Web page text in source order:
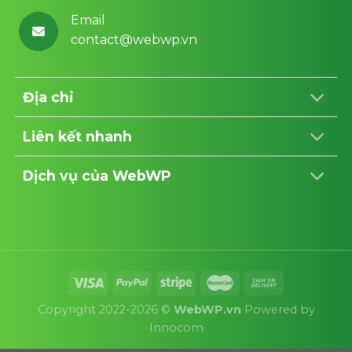
Email
contact@webwp.vn
Địa chỉ
Liên kết nhanh
Dịch vụ của WebWP
Copyright 2022-2026 © WebWP.vn Powered by
Innocom